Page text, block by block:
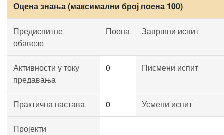
Оцена знања (максимални број поена 100)
Предиспитне
обавезе
Поена Завршни испит
Активности у току
предавања
0 Писмени испит
Практична настава 0 Усмени испит
Пројекти